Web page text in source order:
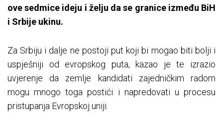
ove sedmice ideju i želju da se granice između BiH
i Srbije ukinu.
Za Srbiju i dalje ne postoji put koji bi mogao biti bolji i
uspješniji od evropskog puta, kazao je te izrazio
uvjerenje da zemlje kandidati zajedničkim radom
mogu mnogo toga postići i napredovati u procesu
pristupanja Evropskoj uniji.